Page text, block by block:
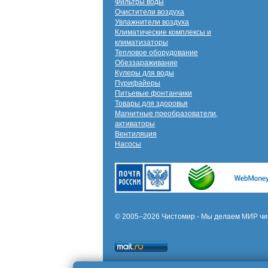
Фильтры воды
Очистители воздуха
Увлажнители воздуха
Климатические комплексы и
климатизаторы
Тепловое оборудование
Обеззараживание
Кулеры для воды
Пурифайеры
Питьевые фонтанчики
Товары для здоровья
Магнитные преобразователи,
активаторы
Вентиляция
Насосы
© 2005–2026 Чистомир - Мы делаем МИР